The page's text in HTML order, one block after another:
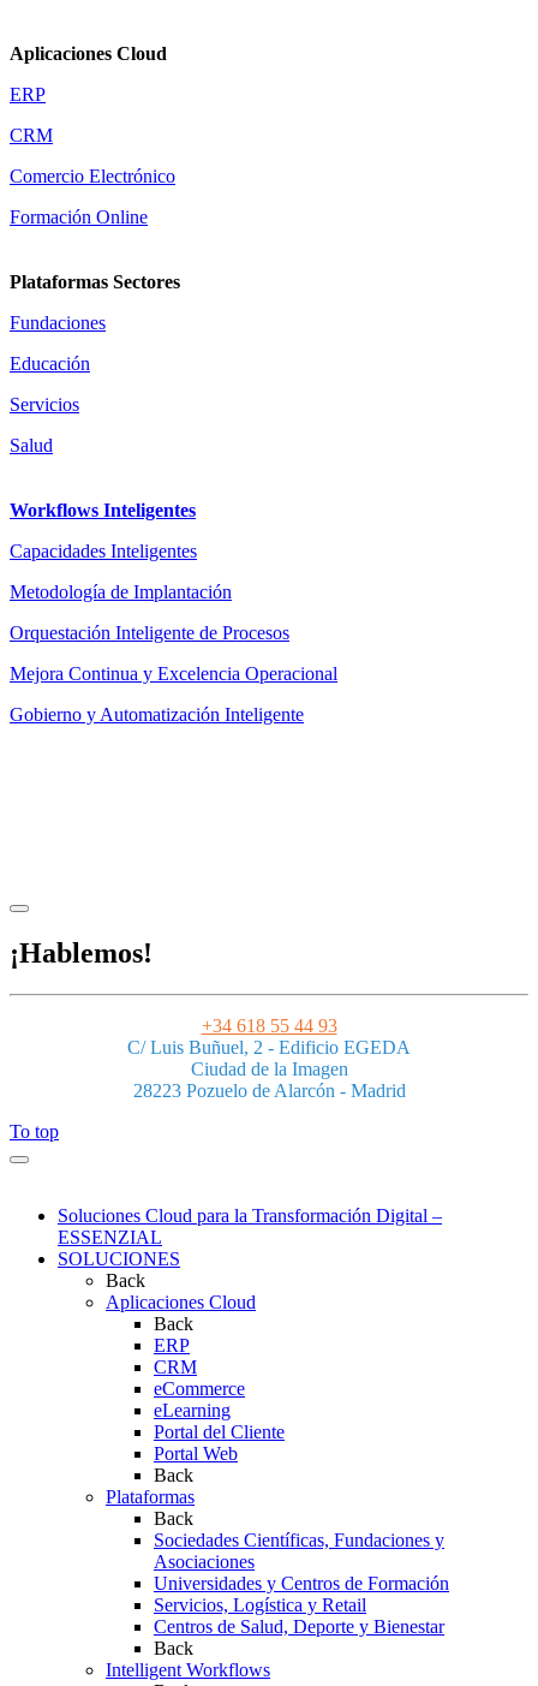
Aplicaciones Cloud
ERP
CRM
Comercio Electrónico
Formación Online
Plataformas Sectores
Fundaciones
Educación
Servicios
Salud
Workflows Inteligentes
Capacidades Inteligentes
Metodología de Implantación
Orquestación Inteligente de Procesos
Mejora Continua y Excelencia Operacional
Gobierno y Automatización Inteligente
¡Hablemos!
+34 618 55 44 93
C/ Luis Buñuel, 2 - Edificio EGEDA
Ciudad de la Imagen
28223 Pozuelo de Alarcón - Madrid
To top
Soluciones Cloud para la Transformación Digital –
ESSENZIAL
SOLUCIONES
Back
Aplicaciones Cloud
Back
ERP
CRM
eCommerce
eLearning
Portal del Cliente
Portal Web
Back
Plataformas
Back
Sociedades Científicas, Fundaciones y
Asociaciones
Universidades y Centros de Formación
Servicios, Logística y Retail
Centros de Salud, Deporte y Bienestar
Back
Intelligent Workflows